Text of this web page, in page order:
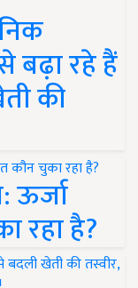
बढ़ा रहे हैं
की
ऊर्जा
रहा है?